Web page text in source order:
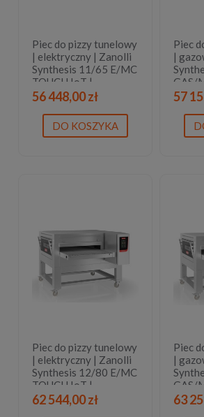
Piec do pizzy tunelowy
| elektryczny | Zanolli
Synthesis 11/65 E/MC
TOUCH IoT |
wyświetlacz dotykowy
| 2 lata gwarancji
56 448,00 zł
DO KOSZYKA
Piec
|
GAS/
| 2
57
Piec do pizzy tunelowy
| elektryczny | Zanolli
Synthesis 12/80 E/MC
TOUCH IoT |
wyświetlacz dotykowy
| 2 lata gwarancji
62 544,00 zł
Piec
|
GAS/
| 2
63